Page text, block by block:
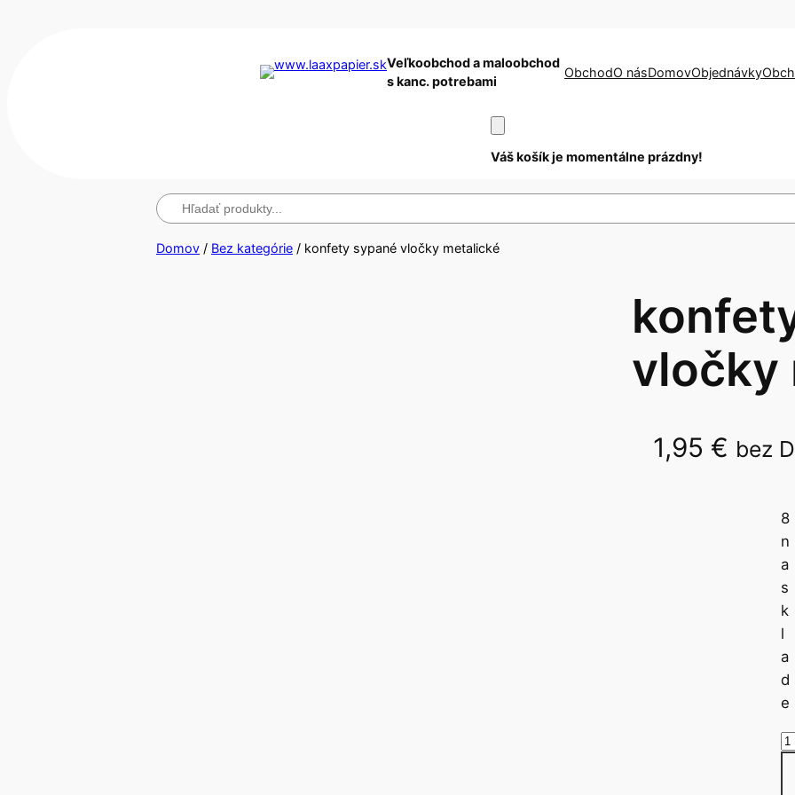
Veľkoobchod a maloobchod
s kanc. potrebami
ObchodO násDomovObjednávky
Váš košík je momentálne prázdny!
Hľadanie
Domov / Bez kategórie / konfety sypané vločky metalické
vločky
1,95 € bez
8
n
a
s
k
l
a
d
e
m